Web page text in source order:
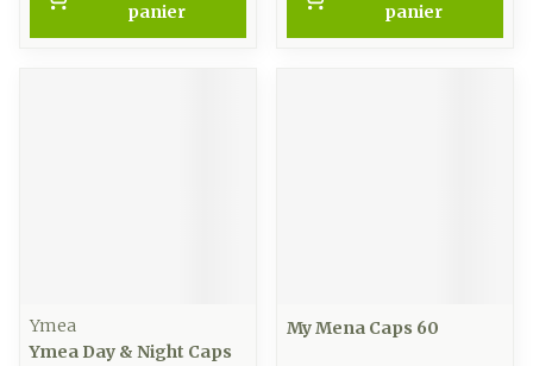
panier
panier
Ymea
Ymea Day & Night Caps
My Mena Caps 60